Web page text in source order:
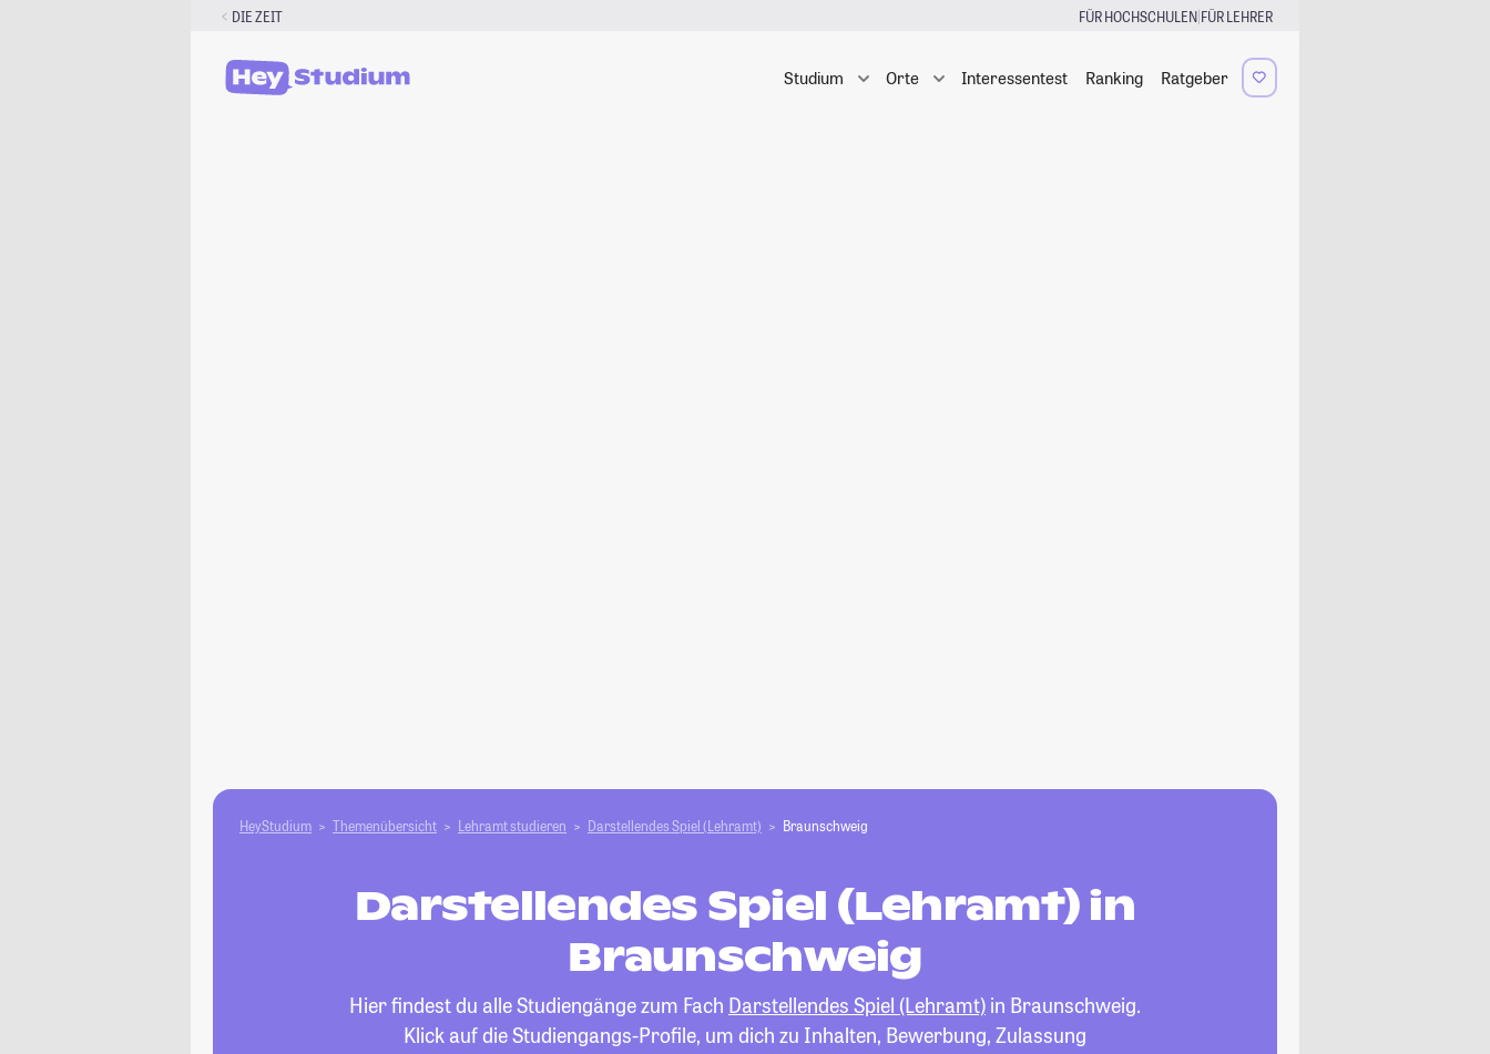
DIE ZEIT FÜR HOCHSCHULEN|FÜR LEHRER
Studium Orte Interessentest Ranking Ratgeber
HeyStudium Themenübersicht Lehramt studieren Darstellendes Spiel (Lehramt) Braunschweig
Darstellendes Spiel (Lehramt) in
Braunschweig
Hier findest du alle Studiengänge zum Fach Darstellendes Spiel (Lehramt) in Braunschweig.
Klick auf die Studiengangs-Profile, um dich zu Inhalten, Bewerbung, Zulassung